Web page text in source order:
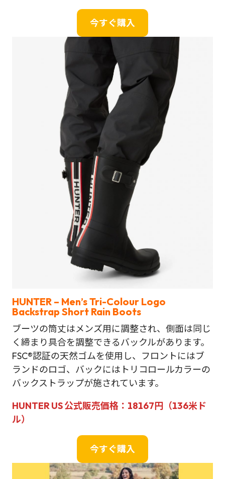
今すぐ購入
HUNTER – Men’s Tri-Colour Logo
Backstrap Short Rain Boots
ブーツの筒丈はメンズ用に調整され、側面は同じ
く締まり具合を調整できるバックルがあります。
FSC®認証の天然ゴムを使用し、フロントにはブ
ランドのロゴ、バックにはトリコロールカラーの
バックストラップが施されています。
HUNTER US 公式販売価格：18167円（136米ド
ル）
今すぐ購入